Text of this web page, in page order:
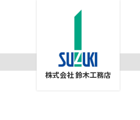
株式会社 鈴木工務店